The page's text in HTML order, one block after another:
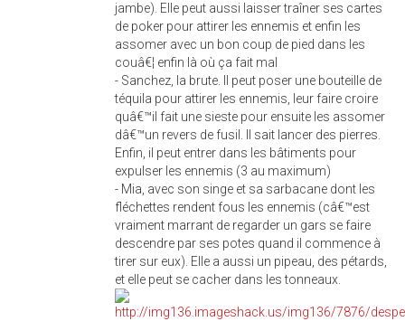
jambe). Elle peut aussi laisser traîner ses cartes
de poker pour attirer les ennemis et enfin les
assomer avec un bon coup de pied dans les
couâ€¦ enfin là où ça fait mal
- Sanchez, la brute. Il peut poser une bouteille de
téquila pour attirer les ennemis, leur faire croire
quâ€™il fait une sieste pour ensuite les assomer
dâ€™un revers de fusil. Il sait lancer des pierres.
Enfin, il peut entrer dans les bâtiments pour
expulser les ennemis (3 au maximum)
- Mia, avec son singe et sa sarbacane dont les
fléchettes rendent fous les ennemis (câ€™est
vraiment marrant de regarder un gars se faire
descendre par ses potes quand il commence à
tirer sur eux). Elle a aussi un pipeau, des pétards,
et elle peut se cacher dans les tonneaux.